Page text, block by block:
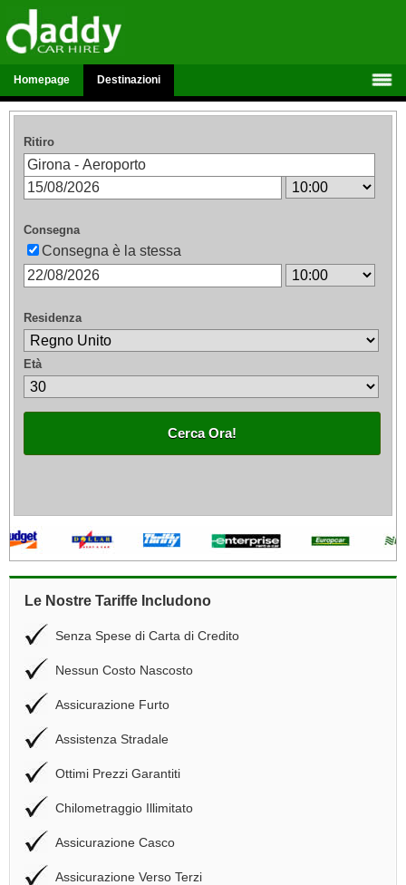
Homepage Destinazioni
Ritiro
Consegna
Consegna è la stessa
Residenza
Età
Cerca Ora!
Le Nostre Tariffe Includono
Senza Spese di Carta di Credito
Nessun Costo Nascosto
Assicurazione Furto
Assistenza Stradale
Ottimi Prezzi Garantiti
Chilometraggio Illimitato
Assicurazione Casco
Assicurazione Verso Terzi